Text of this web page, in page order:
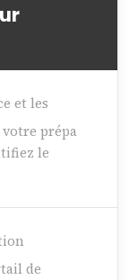
et les
prépa
le
de